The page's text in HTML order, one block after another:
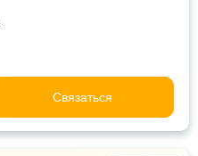
Связаться